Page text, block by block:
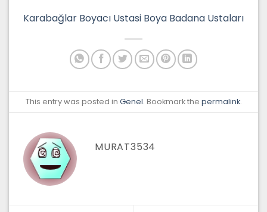
Karabağlar Boyacı Ustasi Boya Badana Ustaları
This entry was posted in Genel. Bookmark the permalink.
MURAT3534